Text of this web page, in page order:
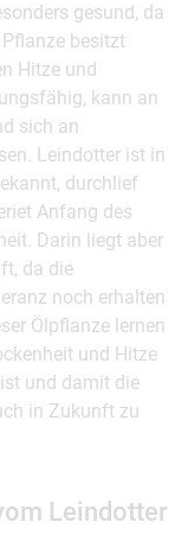
gesund, da
besitzt
Hitze und
kann an
sich an
Leindotter ist in
durchlief
Anfang des
Darin liegt aber
da die
noch erhalten
Ölpflanze lernen
und Hitze
und damit die
in Zukunft zu
Leindotter